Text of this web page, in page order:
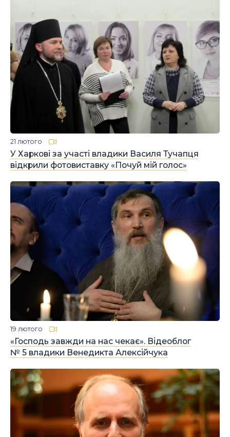
У Харкові за участі владики Василя Тучапця
відкрили фотовиставку «Почуй мій голос»
21 лютого
«Господь завжди на нас чекає». Відеоблог
№ 5 владики Венедикта Алексійчука
19 лютого